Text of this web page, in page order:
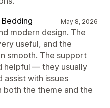
Bedding
May 8, 2026
modern design. The
useful, and the
smooth. The support
helpful — they usually
assist with issues
both the theme and the